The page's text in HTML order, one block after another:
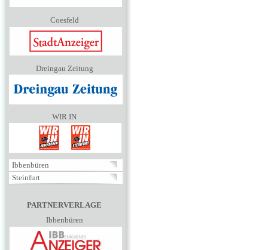
Coesfeld
Dreingau Zeitung
WIR IN
Ibbenbüren
Steinfurt
PARTNERVERLAGE
Ibbenbüren